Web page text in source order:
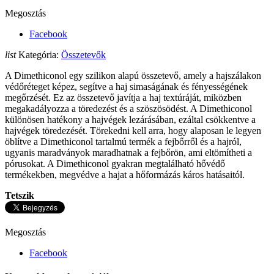
Megosztás
Facebook
list Kategória: Összetevők
A Dimethiconol egy szilikon alapú összetevő, amely a hajszálakon
védőréteget képez, segítve a haj simaságának és fényességének
megőrzését. Ez az összetevő javítja a haj textúráját, miközben
megakadályozza a töredezést és a szöszösödést. A Dimethiconol
különösen hatékony a hajvégek lezárásában, ezáltal csökkentve a
hajvégek töredezését. Törekedni kell arra, hogy alaposan le legyen
öblítve a Dimethiconol tartalmú termék a fejbőrről és a hajról,
ugyanis maradványok maradhatnak a fejbőrön, ami eltömítheti a
pórusokat. A Dimethiconol gyakran megtalálható hővédő
termékekben, megvédve a hajat a hőformázás káros hatásaitól.
Tetszik
Megosztás
Facebook